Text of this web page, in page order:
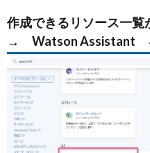
作成できるリソース一
→ Watson Assistant